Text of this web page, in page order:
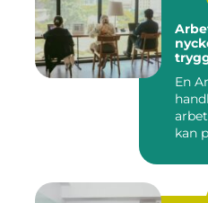
En
kan